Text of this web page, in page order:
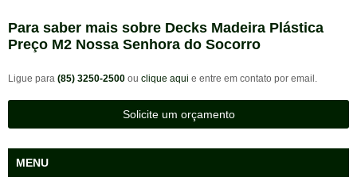
Para saber mais sobre Decks Madeira Plástica
Preço M2 Nossa Senhora do Socorro
Ligue para (85) 3250-2500 ou clique aqui e entre em contato por email.
Solicite um orçamento
MENU